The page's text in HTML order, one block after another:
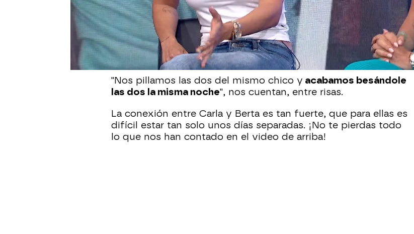
padres las distinguen. Son iguales en muchos aspectos y les
encanta tener a su copia al lado.
En redes, las gemelas han triunfado enseñando su día a día y
contando sus historias. Ya que no solo son idénticas
físicamente, sino también en gustos...¡incluido con los chicos!
"Nos pillamos las dos del mismo chico y acabamos besándole
las dos la misma noche", nos cuentan, entre risas.
La conexión entre Carla y Berta es tan fuerte, que para ellas es
difícil estar tan solo unos días separadas. ¡No te pierdas todo
lo que nos han contado en el video de arriba!